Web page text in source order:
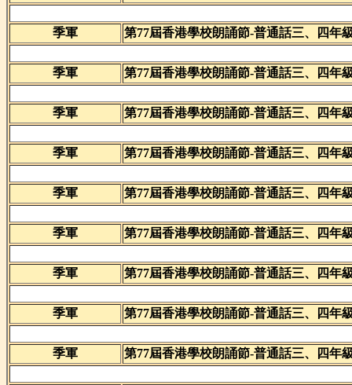
季軍 第77屆香港學校朗誦節-普通話三、四年
季軍 第77屆香港學校朗誦節-普通話三、四年
季軍 第77屆香港學校朗誦節-普通話三、四年
季軍 第77屆香港學校朗誦節-普通話三、四年
季軍 第77屆香港學校朗誦節-普通話三、四年
季軍 第77屆香港學校朗誦節-普通話三、四年
季軍 第77屆香港學校朗誦節-普通話三、四年
季軍 第77屆香港學校朗誦節-普通話三、四年
季軍 第77屆香港學校朗誦節-普通話三、四年